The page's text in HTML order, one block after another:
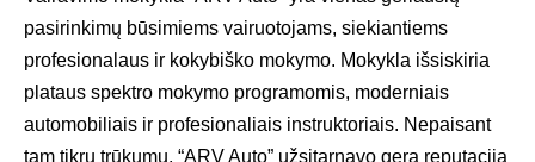
pasirinkimų būsimiems vairuotojams, siekiantiems
profesionalaus ir kokybiško mokymo. Mokykla išsiskiria
plataus spektro mokymo programomis, moderniais
automobiliais ir profesionaliais instruktoriais. Nepaisant
tam tikrų trūkumų, “ARV Auto” užsitarnavo gerą reputaciją